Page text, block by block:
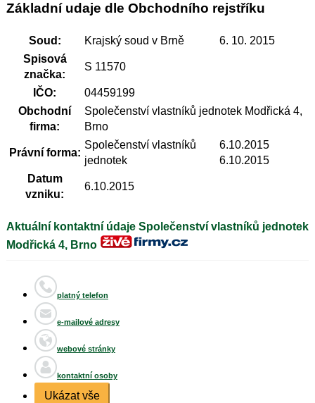
Základní udaje dle Obchodního rejstříku
Soud: Krajský soud v Brně
6. 10. 2015
Spisová
značka:
S 11570
IČO:
04459199
Obchodní
firma:
Společenství vlastníků jednotek Modřická 4,
Brno
Právní forma:
Společenství vlastníků
jednotek
6.10.2015
6.10.2015
Datum
vzniku:
6.10.2015
Aktuální kontaktní údaje Společenství vlastníků jednotek
Modřická 4, Brno
platný telefon
e-mailové adresy
webové stránky
kontaktní osoby
Ukázat vše